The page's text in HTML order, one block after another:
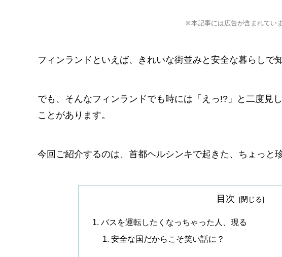
※本記事には広告が含まれていま
フィンランドといえば、きれいな街並みと安全な暮らしで
でも、そんなフィンランドでも時には「えっ!?」と二度見
ことがあります。
今回ご紹介するのは、首都ヘルシンキで起きた、ちょっと
目次
バスを運転したくなっちゃった人、現る
安全な国だからこそ笑い話に？